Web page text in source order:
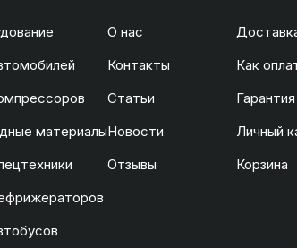
материалы
О нас
Контакты
Статьи
Новости
Отзывы
Как
Личный
Корзина